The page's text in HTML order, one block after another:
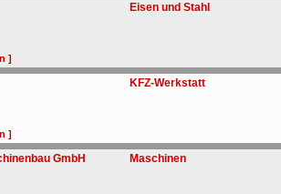
]
Eisen und Stahl
]
KFZ-Werkstatt
GmbH
Maschinen